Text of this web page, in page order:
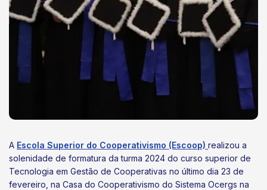
A Escola Superior do Cooperativismo (Escoop) realizou a
solenidade de formatura da turma 2024 do curso superior de
Tecnologia em Gestão de Cooperativas no último dia 23 de
fevereiro, na Casa do Cooperativismo do Sistema Ocergs na